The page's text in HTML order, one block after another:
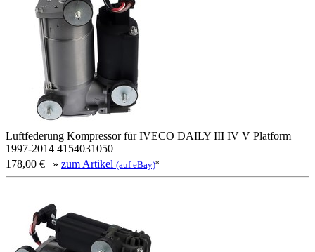
Luftfederung Kompressor für IVECO DAILY III IV V Platform
1997-2014 4154031050
178,00 € | » zum Artikel (auf eBay)*